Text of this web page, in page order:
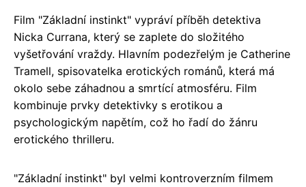
Film "Základní instinkt" vypráví příběh detektiva
Nicka Currana, který se zaplete do složitého
vyšetřování vraždy. Hlavním podezřelým je Catherine
Tramell, spisovatelka erotických románů, která má
okolo sebe záhadnou a smrtící atmosféru. Film
kombinuje prvky detektivky s erotikou a
psychologickým napětím, což ho řadí do žánru
erotického thrilleru.
"Základní instinkt" byl velmi kontroverzním filmem